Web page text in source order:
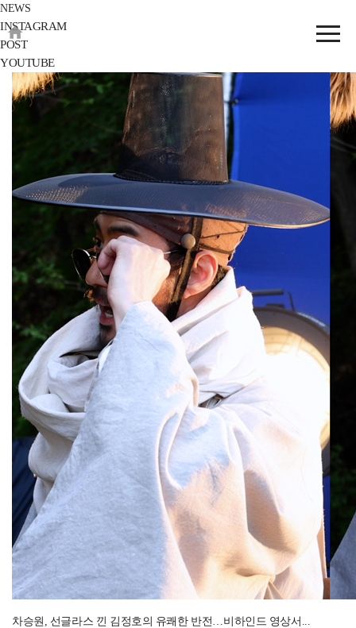
NEWS
INSTAGRAM
POST
YOUTUBE
차승원, 선글라스 낀 김정호의 유쾌한 반전…비하인드 영상서...